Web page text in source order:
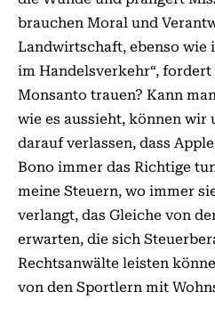
brauchen Moral und
Landwirtschaft, ebenso wie
im Handelsverkehr“,
Monsanto trauen? Kann
wie es aussieht, können wir
darauf verlassen, dass
Bono immer das Richtige
meine Steuern, wo immer
verlangt, das Gleiche von
erwarten, die sich
Rechtsanwälte leisten
von den Sportlern mit